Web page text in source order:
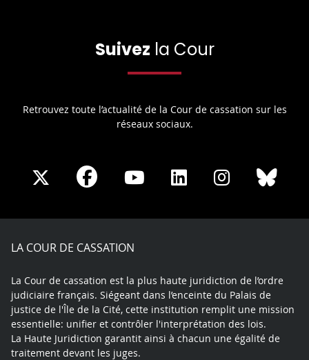
Suivez la Cour
Retrouvez toute l’actualité de la Cour de cassation sur les
réseaux sociaux.
Share
X
Share
Facebook
Share
Youtube
Share
LinkedIn
Share
Instagram
LA COUR DE CASSATION
La Cour de cassation est la plus haute juridiction de l’ordre
judiciaire français. Siégeant dans l’enceinte du Palais de
justice de l'Île de la Cité, cette institution remplit une mission
essentielle: unifier et contrôler l'interprétation des lois.
La Haute Juridiction garantit ainsi à chacun une égalité de
traitement devant les juges.